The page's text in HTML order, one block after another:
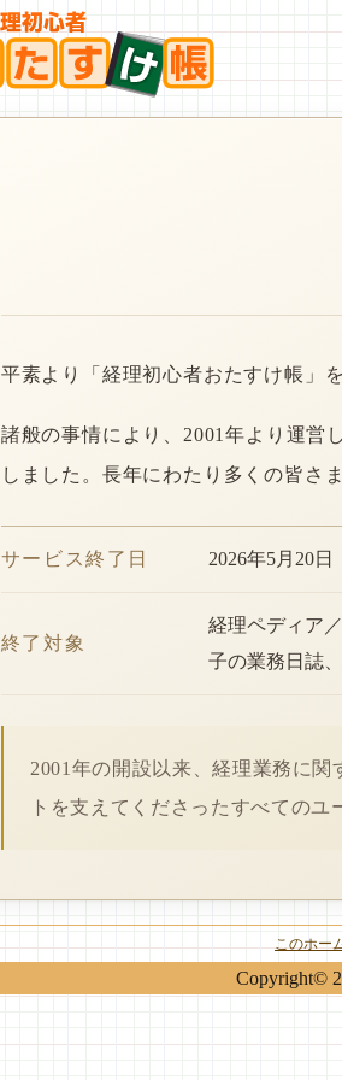
平素より「経理初心者おたすけ帳」
諸般の事情により、2001年より運営
しました。長年にわたり多くの皆さ
サービス終了日 2026年5月20日
終了対象
経理ペディア
子の業務日誌
2001年の開設以来、経理業務に
トを支えてくださったすべてのユ
このホー
Copyright©